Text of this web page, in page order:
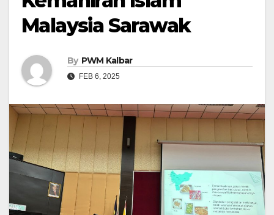
Malaysia Sarawak
By PWM Kalbar
FEB 6, 2025